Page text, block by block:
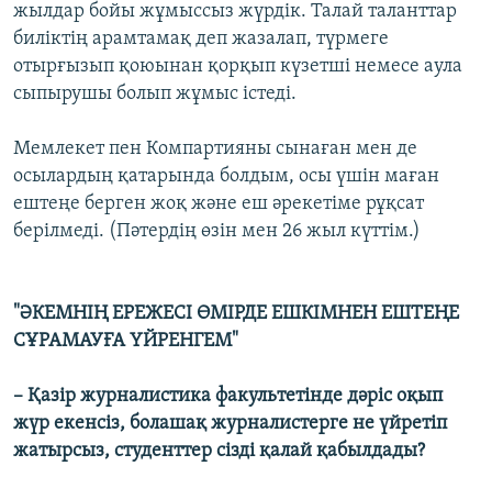
жылдар бойы жұмыссыз жүрдік. Талай таланттар
биліктің арамтамақ деп жазалап, түрмеге
отырғызып қоюынан қорқып күзетші немесе аула
сыпырушы болып жұмыс істеді.
Мемлекет пен Компартияны сынаған мен де
осылардың қатарында болдым, осы үшін маған
ештеңе берген жоқ және еш әрекетіме рұқсат
берілмеді. (Пәтердің өзін мен 26 жыл күттім.)
"ӘКЕМНІҢ ЕРЕЖЕСІ ӨМІРДЕ ЕШКІМНЕН ЕШТЕҢЕ
СҰРАМАУҒА ҮЙРЕНГЕМ"
– Қазір журналистика факультетінде дәріс оқып
жүр екенсіз, болашақ журналистерге не үйретіп
жатырсыз, студенттер сізді қалай қабылдады?